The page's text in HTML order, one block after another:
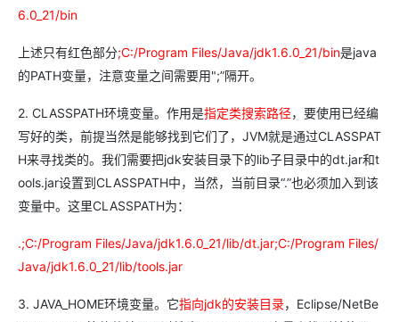
6.0_21/bin
上述只有红色部分;C:/Program Files/Java/jdk1.6.0_21/bin是java
的PATH变量，注意变量之间需要用";”隔开。
2. CLASSPATH环境变量。作用是指定类搜索路径，要使用已经编
写好的类，前提当然是能够找到它们了，JVM就是通过CLASSPAT
H来寻找类的。我们需要把jdk安装目录下的lib子目录中的dt.jar和t
ools.jar设置到CLASSPATH中，当然，当前目录“.”也必须加入到该
变量中。这里CLASSPATH为：
.;C:/Program Files/Java/jdk1.6.0_21/lib/dt.jar;C:/Program Files/
Java/jdk1.6.0_21/lib/tools.jar
3. JAVA_HOME环境变量。它指向jdk的安装目录，Eclipse/NetBe